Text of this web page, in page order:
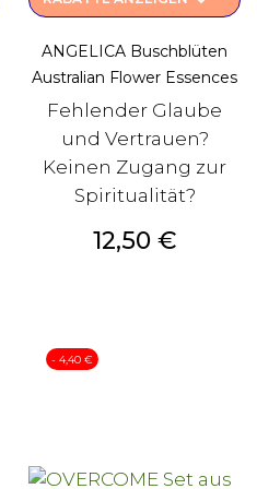
ANGELICA Buschblüten
Australian Flower Essences
Fehlender Glaube
und Vertrauen?
Keinen Zugang zur
Spiritualität?
Preis
12,50 €
- 4,40 €